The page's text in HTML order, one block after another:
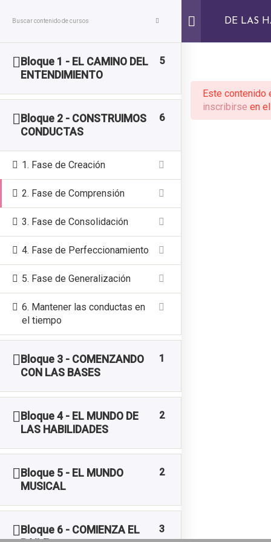
Inicio Nuestros Cursos Habilidades
DE LAS
Bloque 1 - EL CAMINO DEL
ENTENDIMIENTO
5
Bloque 2 - CONSTRUIMOS
CONDUCTAS
6
1. Fase de Creación
2. Fase de Comprensión
3. Fase de Consolidación
4. Fase de Perfeccionamiento
5. Fase de Generalización
6. Mantener las conductas en
el tiempo
Bloque 3 - COMENZANDO
CON LAS BASES
1
Bloque 4 - EL MUNDO DE
LAS HABILIDADES
2
Bloque 5 - EL MUNDO
MUSICAL
2
Bloque 6 - COMIENZA EL
3
Este contenido
inscribirse en
¿Tienes alguna pregunta sobre los
Cursos o sobre la Comunidad?
DIME Y TE AYUDO
SÍGUEME EN INSTAGRAM
Y TAMBIÉN EN
Consejos y novedades para que disfrutes más y mejor con tu
perro